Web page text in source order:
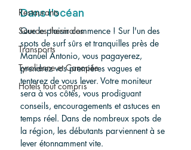
Restaurants
Sources thermales
Transports
Tyrolienne et Canopée
Hotels tout compris
Dans l'océan
Que le plaisir commence ! Sur l'un des
spots de surf sûrs et tranquilles près de
Manuel Antonio, vous pagayerez,
prendrez vos premières vagues et
tenterez de vous lever. Votre moniteur
sera à vos côtés, vous prodiguant
conseils, encouragements et astuces en
temps réel. Dans de nombreux spots de
la région, les débutants parviennent à se
lever étonnamment vite.